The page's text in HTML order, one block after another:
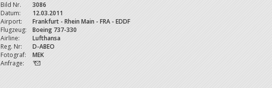
Bild Nr.
3086
Datum:
12.03.2011
Airport:
Frankfurt - Rhein Main - FRA - EDDF
Flugzeug:
Boeing 737-330
Airline:
Lufthansa
Reg. Nr:
D-ABEO
Fotograf:
MEK
Anfrage: